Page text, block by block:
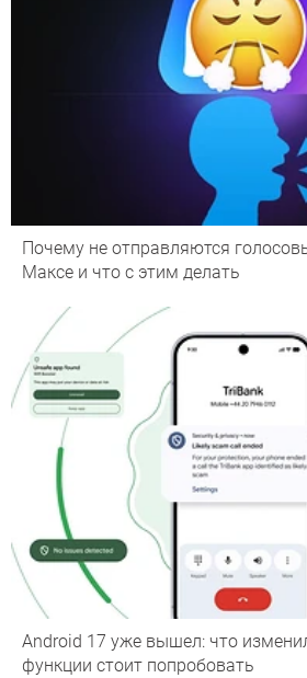
Почему не отправляются
Максе и что с этим делать
Android 17 уже вышел: что
функции стоит попробовать